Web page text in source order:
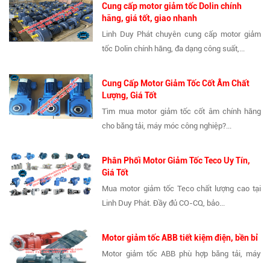
Cung cấp motor giảm tốc Dolin chính
hãng, giá tốt, giao nhanh
Linh Duy Phát chuyên cung cấp motor giảm
tốc Dolin chính hãng, đa dạng công suất,...
Cung Cấp Motor Giảm Tốc Cốt Âm Chất
Lượng, Giá Tốt
Tìm mua motor giảm tốc cốt âm chính hãng
cho băng tải, máy móc công nghiệp?...
Phân Phối Motor Giảm Tốc Teco Uy Tín,
Giá Tốt
Mua motor giảm tốc Teco chất lượng cao tại
Linh Duy Phát. Đầy đủ CO-CQ, bảo...
Motor giảm tốc ABB tiết kiệm điện, bền bỉ
Motor giảm tốc ABB phù hợp băng tải, máy